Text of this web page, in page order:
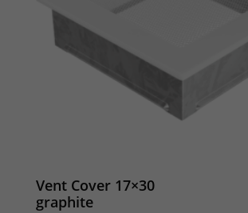
Vent Cover 17×30
graphite